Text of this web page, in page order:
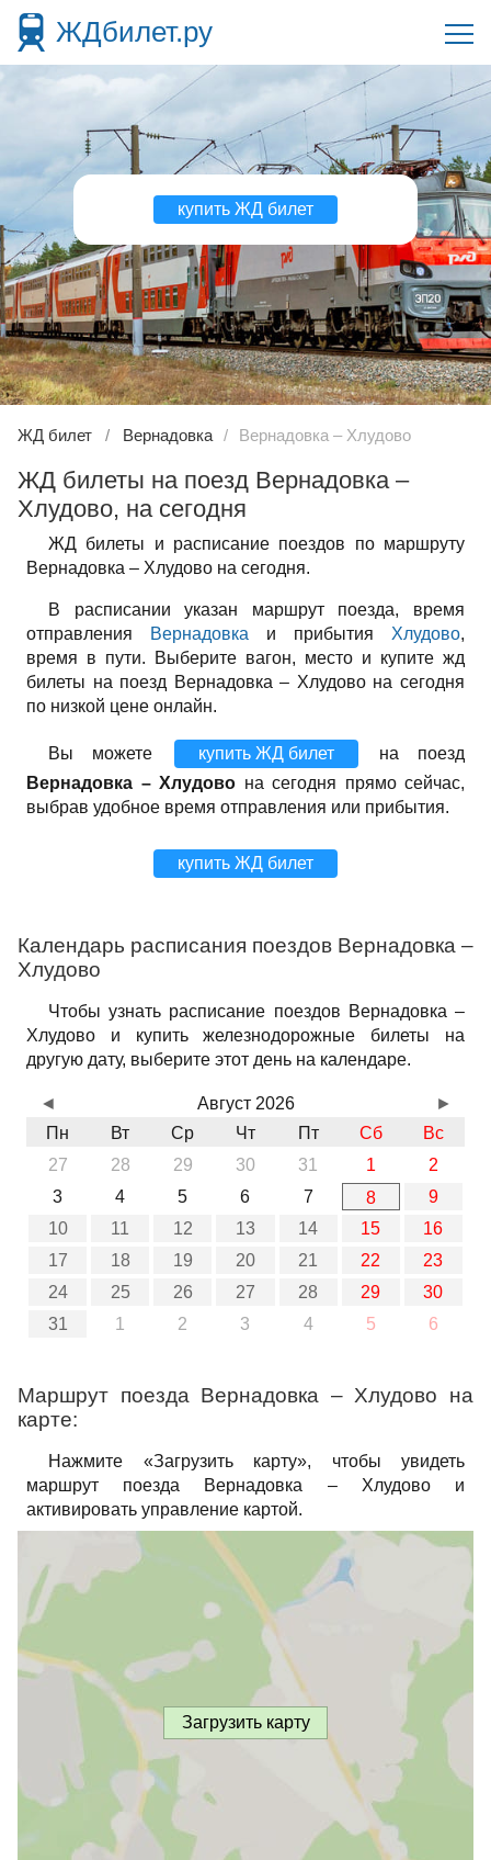
ЖДбилет.ру
купить ЖД билет
ЖД билет Вернадовка Вернадовка – Хлудово
ЖД билеты на поезд Вернадовка –
Хлудово, на сегодня
ЖД билеты и расписание поездов по маршруту
Вернадовка – Хлудово на сегодня.
В расписании указан маршрут поезда, время
отправления
Вернадовка и прибытия Хлудово,
время в пути. Выберите вагон, место и купите жд
билеты на поезд Вернадовка – Хлудово на сегодня
по низкой цене онлайн.
Вы можете купить ЖД билет
на поезд
Вернадовка – Хлудово на сегодня прямо сейчас,
выбрав удобное время отправления или прибытия.
купить ЖД билет
Календарь расписания поездов Вернадовка –
Хлудово
Чтобы узнать расписание поездов Вернадовка –
Хлудово и купить железнодорожные билеты на
другую дату, выберите этот день на календаре.
Август 2026
Пн
Вт Ср Чт Пт Сб
Вс
27
28 29 30 31 1
2
3
4 5 6 7 8
9
10
11 12 13 14 15
16
17
18 19 20 21 22
23
24
25 26 27 28 29
30
31
1 2 3 4 5 6
◄ ►
Маршрут поезда Вернадовка – Хлудово на
карте:
Нажмите «Загрузить карту», чтобы увидеть
маршрут поезда Вернадовка – Хлудово и
активировать управление картой.
Загрузить карту